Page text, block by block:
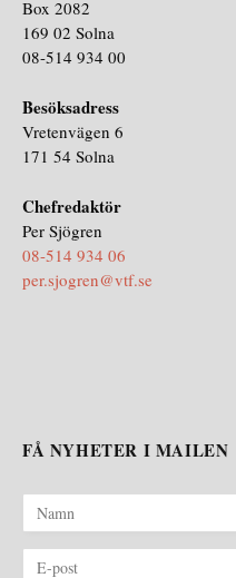
Box 2082
169 02 Solna
08-514 934 00
Besöksadress
Vretenvägen 6
171 54 Solna
Chefredaktör
Per Sjögren
08-514 934 06
per.sjogren@vtf.se
FÅ NYHETER I MAILEN